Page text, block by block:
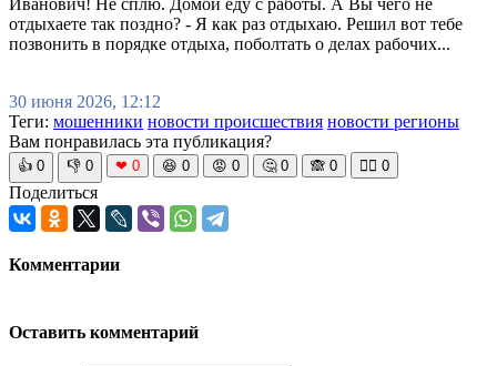
Иванович! Не сплю. Домой еду с работы. А Вы чего не
отдыхаете так поздно? - Я как раз отдыхаю. Решил вот тебе
позвонить в порядке отдыха, поболтать о делах рабочих...
30 июня 2026, 12:12
Теги: мошенники новости происшествия новости регионы
Вам понравилась эта публикация?
👍 0 👎 0 ❤ 0 😆 0 😡 0 🤔 0 🙈 0 🧘‍♀️ 0
Поделиться
Комментарии
Оставить комментарий